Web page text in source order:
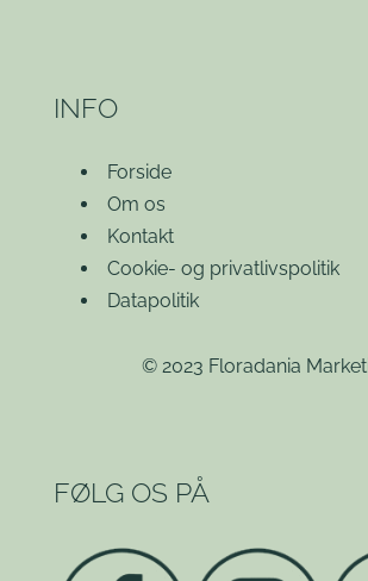
INFO
Forside
Om os
Kontakt
Cookie- og privatlivspolitik
Datapolitik
© 2023 Floradania
FØLG OS PÅ